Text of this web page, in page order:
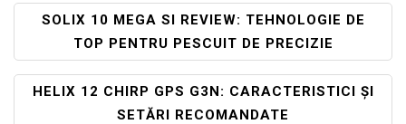
Navigare
În
Articole
SOLIX 10 MEGA SI REVIEW: TEHNOLOGIE DE
TOP PENTRU PESCUIT DE PRECIZIE
HELIX 12 CHIRP GPS G3N: CARACTERISTICI ȘI
SETĂRI RECOMANDATE